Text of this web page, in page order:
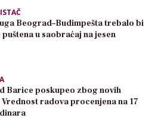
Beograd–Budimpešta trebalo bi
puštena u saobraćaj na jesen
Barice poskupeo zbog novih
radova procenjena na 17